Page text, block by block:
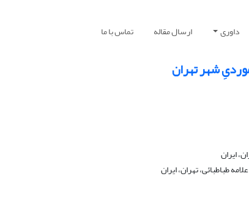
داوری ارسال مقاله تماس با ما
شهر تهران
ایران
طباطبائی، تهران، ایران